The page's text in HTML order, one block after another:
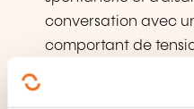
conversation avec
comportant de
Peut s'exprimer de